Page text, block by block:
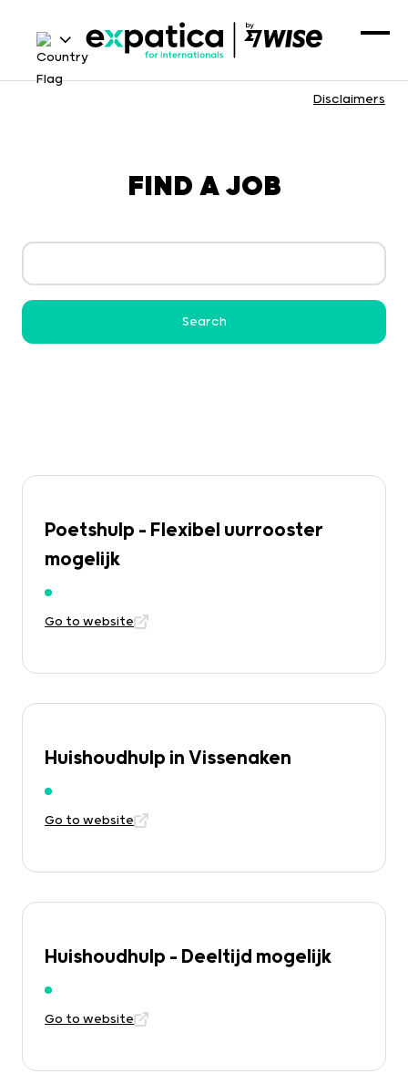
Disclaimers
FIND A JOB
Search
Poetshulp – Flexibel uurrooster
mogelijk
Go to website
Huishoudhulp in Vissenaken
Go to website
Huishoudhulp – Deeltijd mogelijk
Go to website